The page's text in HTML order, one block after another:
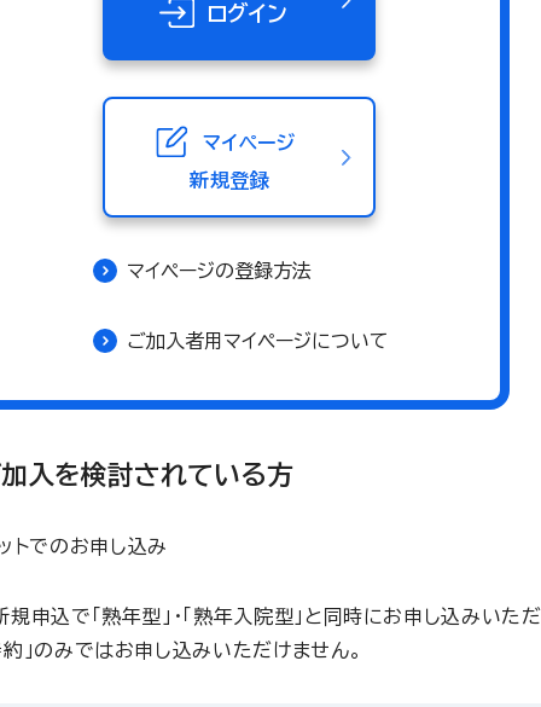
ログイン
マイページ
新規登録
マイページの登録方法
ご加入者用マイページについて
入を検討されている方
トでのお申し込み
規申込で「熟年型」・「熟年入院型」と同時にお申し込みいた
」のみではお申し込みいただけません。